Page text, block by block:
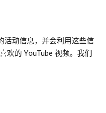
活动信息，并会利用这些信
欢的 YouTube 视频。我们